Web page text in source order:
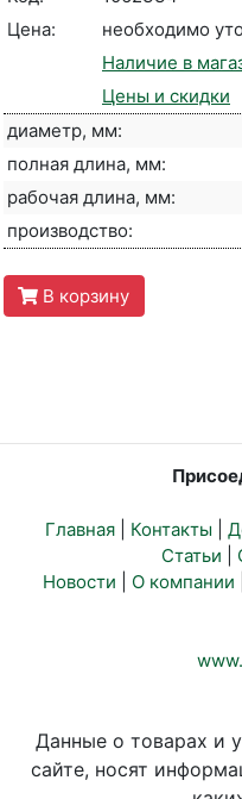
Цена:
необходимо
Наличие в
Цены и скидки
диаметр, мм:
полная длина, мм:
рабочая длина, мм:
производство:
В корзину
Главная Контакты
Статьи
Новости
О компании
Данные о товарах и
сайте, носят